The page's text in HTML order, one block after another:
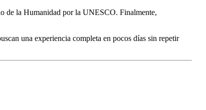
de la Humanidad por la UNESCO. Finalmente,
una experiencia completa en pocos días sin repetir